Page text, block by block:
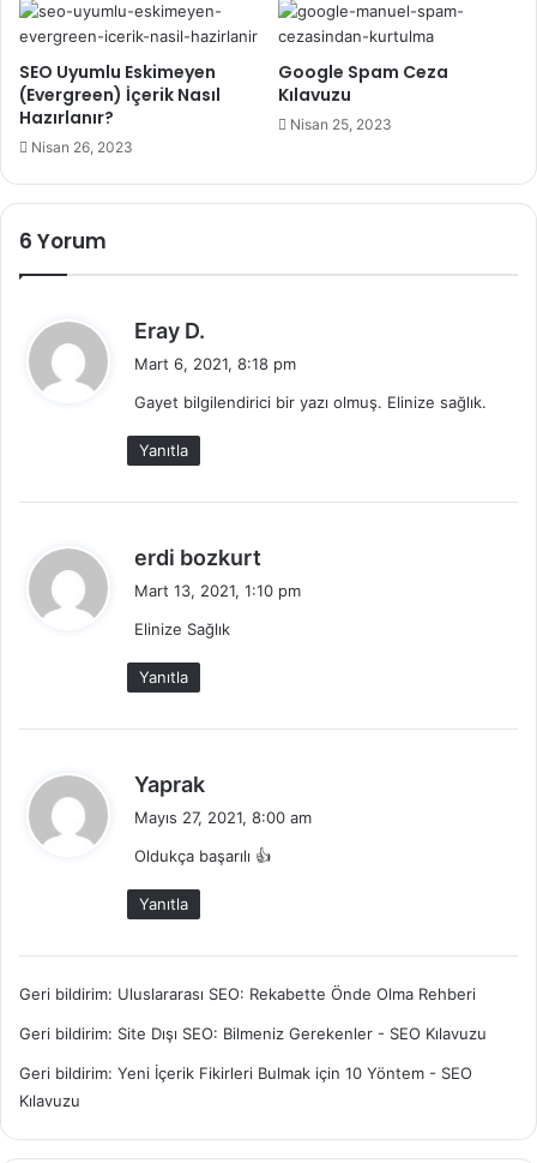
SEO Uyumlu Eskimeyen
(Evergreen) İçerik Nasıl
Hazırlanır?
Nisan 26, 2023
Google Spam Ceza
Kılavuzu
Nisan 25, 2023
6 Yorum
Eray D.
i
Mart 6, 2021, 8:18 pm
Gayet bilgilendirici bir yazı olmuş. Elinize sağlık.
Yanıtla
erdi bozkurt
Mart 13, 2021, 1:10 pm
Elinize Sağlık
Yanıtla
Yaprak
i
Mayıs 27, 2021, 8:00 am
Oldukça başarılı 👍
Yanıtla
Geri bildirim: Uluslararası SEO: Rekabette Önde Olma Rehberi
Geri bildirim: Site Dışı SEO: Bilmeniz Gerekenler - SEO Kılavuzu
Geri bildirim: Yeni İçerik Fikirleri Bulmak için 10 Yöntem - SEO
Kılavuzu